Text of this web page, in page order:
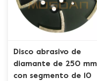
Disco abrasivo de
diamante de 250 mm
con segmento de 10